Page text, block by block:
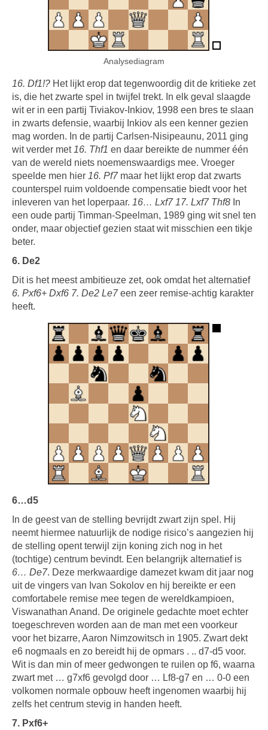
Analysediagram
16. Df1!? Het lijkt erop dat tegenwoordig dit de kritieke zet
is, die het zwarte spel in twijfel trekt. In elk geval slaagde
wit er in een partij Tiviakov-Inkiov, 1998 een bres te slaan
in zwarts defensie, waarbij Inkiov als een kenner gezien
mag worden. In de partij Carlsen-Nisipeaunu, 2011 ging
wit verder met 16. Thf1 en daar bereikte de nummer één
van de wereld niets noemenswaardigs mee. Vroeger
speelde men hier 16. Pf7maar het lijkt erop dat zwarts
counterspel ruim voldoende compensatie biedt voor het
inleveren van het loperpaar. 16… Lxf7 17. Lxf7 Thf8 In
een oude partij Timman-Speelman, 1989 ging wit snel ten
onder, maar objectief gezien staat wit misschien een tikje
beter.
6. De2
Dit is het meest ambitieuze zet, ook omdat het alternatief
6. Pxf6+ Dxf6 7. De2 Le7een zeer remise-achtig karakter
heeft.
6…d5
In de geest van de stelling bevrijdt zwart zijn spel. Hij
neemt hiermee natuurlijk de nodige risico’s aangezien hij
de stelling opent terwijl zijn koning zich nog in het
(tochtige) centrum bevindt. Een belangrijk alternatief is
6… De7. Deze merkwaardige damezet kwam dit jaar nog
uit de vingers van Ivan Sokolov en hij bereikte er een
comfortabele remise mee tegen de wereldkampioen,
Viswanathan Anand. De originele gedachte moet echter
toegeschreven worden aan de man met een voorkeur
voor het bizarre, Aaron Nimzowitsch in 1905. Zwart dekt
e6 nogmaals en zo bereidt hij de opmars . .. d7-d5 voor.
Wit is dan min of meer gedwongen te ruilen op f6, waarna
zwart met … g7xf6 gevolgd door … Lf8-g7 en … 0-0 een
volkomen normale opbouw heeft ingenomen waarbij hij
zelfs het centrum stevig in handen heeft.
7. Pxf6+